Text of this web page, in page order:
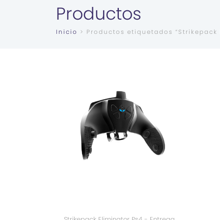
Productos
Inicio > Productos etiquetados